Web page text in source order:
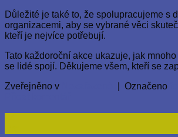
Důležité je také to, že spolupracujeme s
organizacemi, aby se vybrané věci
kteří je nejvíce potřebují.
Tato každoroční akce ukazuje, jak
se lidé spojí. Děkujeme všem, kteří se
Zveřejněno v
Označeno